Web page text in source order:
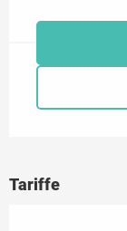
Tariffe